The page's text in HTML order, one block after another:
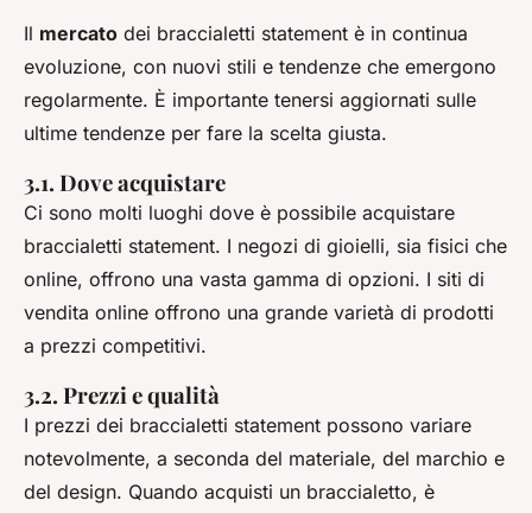
Il mercato dei braccialetti statement è in continua
evoluzione, con nuovi stili e tendenze che emergono
regolarmente. È importante tenersi aggiornati sulle
ultime tendenze per fare la scelta giusta.
3.1. Dove acquistare
Ci sono molti luoghi dove è possibile acquistare
braccialetti statement. I negozi di gioielli, sia fisici che
online, offrono una vasta gamma di opzioni. I siti di
vendita online offrono una grande varietà di prodotti
a prezzi competitivi.
3.2. Prezzi e qualità
I prezzi dei braccialetti statement possono variare
notevolmente, a seconda del materiale, del marchio e
del design. Quando acquisti un braccialetto, è